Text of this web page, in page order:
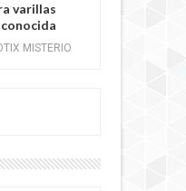
varillas
MISTERIO